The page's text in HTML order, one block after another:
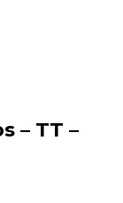
– TT –